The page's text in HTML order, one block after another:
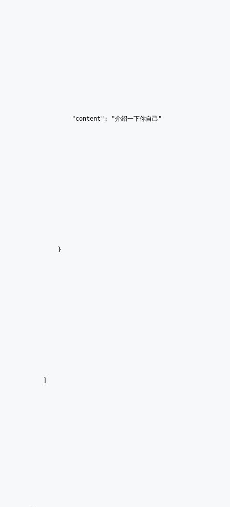
                "content": "介绍一下你自己"
            }
        ]